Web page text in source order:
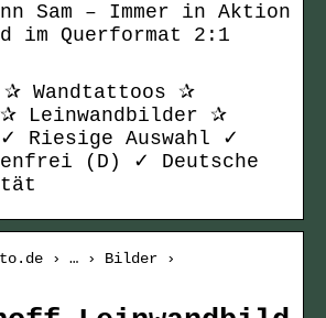
Sam – Immer in Aktion
im Querformat 2:1
✰ Wandtattoos ✰
Leinwandbilder ✰
Riesige Auswahl ✓
(D) ✓ Deutsche
› … › Bilder ›